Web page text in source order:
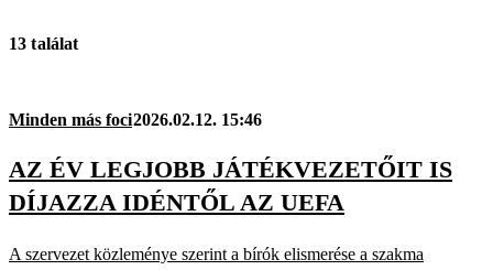
13 találat
Minden más foci2026.02.12. 15:46
AZ ÉV LEGJOBB JÁTÉKVEZETŐIT IS
DÍJAZZA IDÉNTŐL AZ UEFA
A szervezet közleménye szerint a bírók elismerése a szakma